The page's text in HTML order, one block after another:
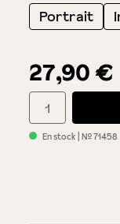
27,90 €
Portrait
En stock | №71458
Quantité de